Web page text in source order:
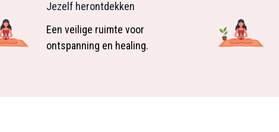
Jezelf herontdekken
Een veilige ruimte voor
ontspanning en healing.